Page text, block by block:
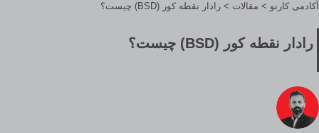
آکادمی کارنو > مقالات > رادار نقطه کور (BSD) چیست؟
رادار نقطه کور (BSD) چیست؟